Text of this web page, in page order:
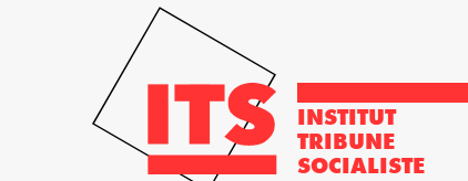
INSTITUT
TRIBUNE
SOCIALISTE